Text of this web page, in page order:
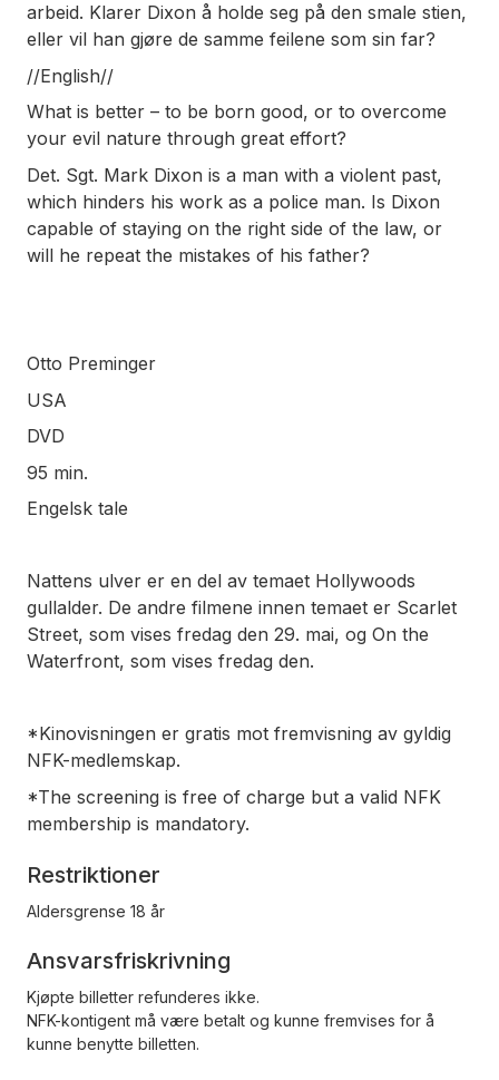
arbeid. Klarer Dixon å holde seg på den smale stien,
eller vil han gjøre de samme feilene som sin far?
//English//
What is better – to be born good, or to overcome
your evil nature through great effort?
Det. Sgt. Mark Dixon is a man with a violent past,
which hinders his work as a police man. Is Dixon
capable of staying on the right side of the law, or
will he repeat the mistakes of his father?
Otto Preminger
USA
DVD
95 min.
Engelsk tale
Nattens ulver er en del av temaet Hollywoods
gullalder. De andre filmene innen temaet er Scarlet
Street, som vises fredag den 29. mai, og On the
Waterfront, som vises fredag den.
*Kinovisningen er gratis mot fremvisning av gyldig
NFK-medlemskap.
*The screening is free of charge but a valid NFK
membership is mandatory.
Restriktioner
Aldersgrense 18 år
Ansvarsfriskrivning
Kjøpte billetter refunderes ikke.
NFK-kontigent må være betalt og kunne fremvises for å
kunne benytte billetten.